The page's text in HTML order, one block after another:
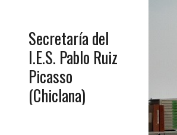
Secretaría del
I.E.S. Pablo Ruiz
Picasso
(Chiclana)